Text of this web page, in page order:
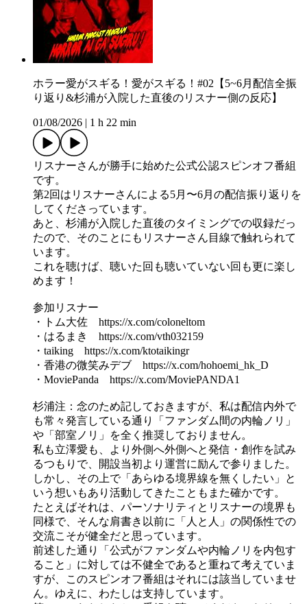
ホラー愛がスギる！愛がスギる！#02【5~6月配信全振
り返り&杉浦が入院した直後のリスナー側の反応】
01/08/2026 1 h 22 min
リスナーさんが勝手に始めた公式公認スピンオフ番組
です。
第2回はリスナーさんによる5月〜6月の配信振り返りを
してくださっています。
あと、杉浦が入院した直後のタイミングでの収録だっ
たので、そのことにもリスナーさん目線で触れられて
います。
これを聴けば、聴いた回も聴いていない回も更に楽し
めます！
参加リスナー
・トム大佐 https://x.com/coloneltom
・はるまき https://x.com/vth032159
・taiking https://x.com/ktotaikingr
・香港の微笑みデブ https://x.com/hohoemi_hk_D
・MoviePanda https://x.com/MoviePANDA1
杉浦注：念のため記しておきますが、私は配信内外で
も常々発言している通り「ファンダム間の内輪ノリ」
や「部室ノリ」を全く推奨しておりません。
私も立澤愛も、より外側へ外側へと発信・創作を試み
るつもりで、開設当初より運営に励んで参りました。
しかし、その上で「あらゆる境界線を無くしたい」と
いう想いもあり活動してきたこともまた確かです。
たとえばそれは、パーソナリティとリスナーの境界も
同様で、そんな肩書き以前に「人と人」の関係性での
交流こそが健全だと思っています。
前述した通り「公式がファンダムや内輪ノリを内包す
ること」に対しては不健全であると重ねて考えていま
すが、このスピンオフ番組はそれには該当していませ
ん。ゆえに、わたしは支持しています。